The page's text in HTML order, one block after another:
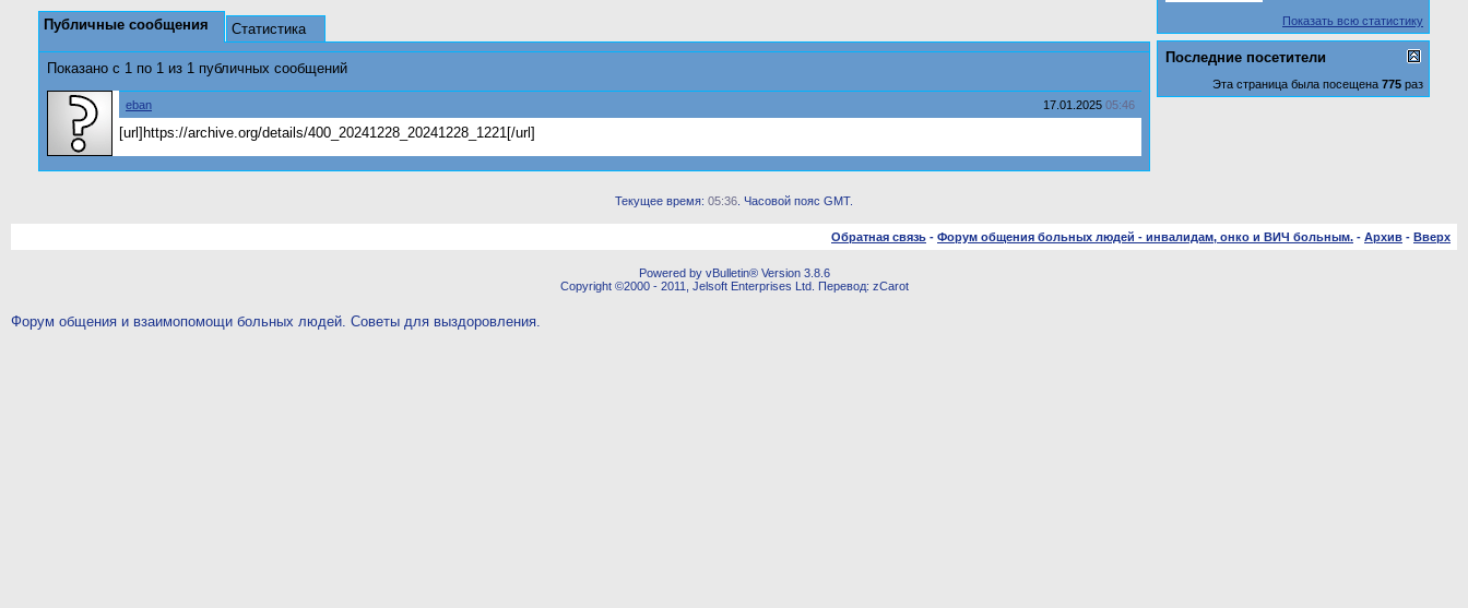
Публичные сообщения Статистика
Показано с 1 по 1 из 1 публичных сообщений
17.01.2025 05:46
eban
[url]https://archive.org/details/400_20241228_20241228_1221[/url]
Показать всю статистику
Последние посетители
Эта страница была посещена 775 раз
Текущее время: 05:36 . Часовой пояс GMT.
Обратная связь - Форум общения больных людей - инвалидам, онко и ВИЧ больным. - Архив - Вверх
Powered by vBulletin® Version 3.8.6
Copyright ©2000 - 2011, Jelsoft Enterprises Ltd. Перевод: zCarot
Форум общения и взаимопомощи больных людей. Советы для выздоровления.